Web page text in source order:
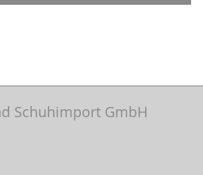
Schuhimport GmbH